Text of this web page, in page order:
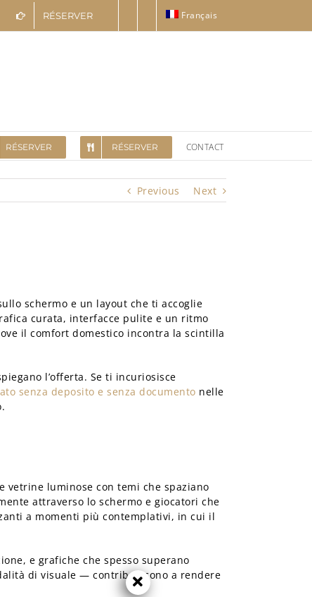
RÉSERVER Français
RÉSERVER RÉSERVER CONTACT
Previous Next
schermo e un layout che ti accoglie
curata, interfacce pulite e un ritmo
il comfort domestico incontra la scintilla
l’offerta. Se ti incuriosisce
senza deposito e senza documento nelle
vetrine luminose con temi che spaziano
attraverso lo schermo e giocatori che
a momenti più contemplativi, in cui il
e grafiche che spesso superano
di visuale — contribuiscono a rendere